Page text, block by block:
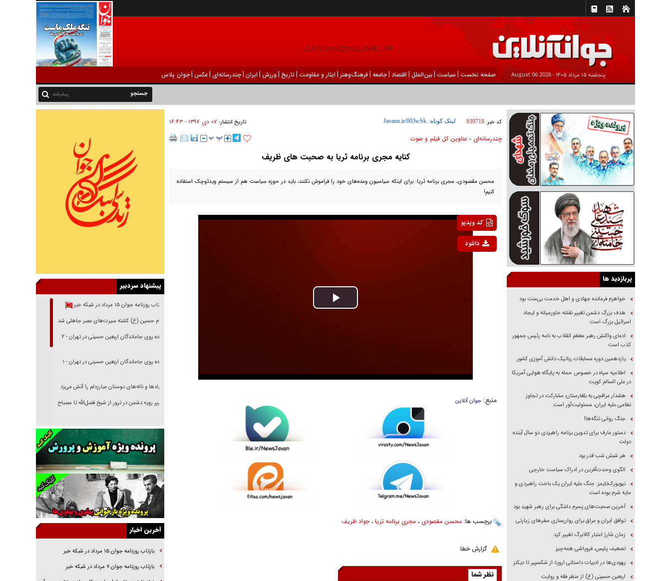
پنجشنبه ۱۵ مرداد ۱۴۰۵ - 2026 August 06 صفحه نخست | سیاست |بين‌الملل | اقتصاد |جامعه |فرهنگ‌و‌هنر | ایثار و مقاومت |تاریخ |ورزش | ايران |چندرسانه‌ای |عکس |جوان پلاس
پیشرفته
کد خبر: 939718 لینک کوتاه: تاریخ انتشار: ۰۷ دی ۱۳۹۷ - ۱۶:۴۳
چندرسانه‌ای » عناوین کل فیلم و صوت
کنایه مجری برنامه ثریا به صحبت های ظریف
محسن مقصودی، مجری برنامه ثریا: برای اینکه سیاسیون وعده‌های خود را فراموش نکنند، باید در حوزه سیاست هم از سیستم ویدئوچک استفاده
کنیم!
Play
کد ویدیو
دانلود
منبع: جوان آنلاین
برچسب ها: محسن مقصودی ، مجری برنامه ثریا،جواد ظریف
گزارش خطا
نظر شما
پربازدید ها
خواهرم فرمانده جهادی و اهل خدمت بی‌منت بود
هدف بزرگ دشمن تغییر نقشه خاورمیانه و ایجاد
اسرائیل بزرگ است
ادعای واکنش رهبر معظم انقلاب به نامه رئیس جمهور
کذب است
یازدهمین دوره مسابقات رباتیک دانش آموزی کشور
اطلاعیه سپاه در خصوص حمله به پایگاه هوایی آمریکا
در علی السالم کویت
هشدار عراقچی به بلغارستان؛ مشارکت در تجاوز
نظامی علیه ایران، مسئولیت‌آور است
جنگ روانی تنگه‌ها!
دستور عارف برای تدوین برنامه راهبردی دو سال آینده
دولت
هر شبش شب قدر بود
الگوی وحدت‌آفرین در ادراک سیاست خارجی
نیویورک‌تایمز: جنگ علیه ایران یک باخت راهبردی و
مایه شرم بوده است
آخرین صحبت‌های پسرم دلتنگی برای رهبر شهید بود
توافق ایران و عراق برای روان‌سازی سفر‌های زیارتی
زمان شارژ اعتبار کالابرگ تغییر کرد
تضعیف پلیس، فروپاشی همه‌چیز
یهودی‌ها در ادبیات داستانی اروپا؛ از شکسپیر تا دیکنز
اربعین حسینی (ع) از منظر فقه و روایت
پیشنهاد سردبیر
بازتاب روزنامه جوان ۱۵ مرداد در شبکه خبر
امام حسین (ع) کشته سیرت‌های عصر جاهلی شد
پیاده روی جاماندگان اربعین حسینی در تهران - ۲
پیاده روی جاماندگان اربعین حسینی در تهران - ۱
فریاد‌ها و ناله‌های دوستان مبارزدلم را آتش می‌زد
تغییر رویه دشمن در ترور از شیخ فضل‌الله تا مصباح
خرید قسطی اولش خنده و آخرش گریه است!
فوتبال و آن «بالا»!
راهبرد غافلگیری با نسل جدید پهپاد‌ها
جنجال پزشکان تقلبی در صنعت زیبایی
یهودی‌ها در ادبیات داستانی اروپا؛ از شکسپیر تا
دیکنز
گفت‌وگو با خواهر یکی از شهدای جنگ رمضان/
خواهرم فرمانده جهادی و اهل خدمت بی‌منت بود
بگنجد!
گزارش «جوان» از قوانین سخت‌گیرانه ۶ قاره در
آخرین اخبار
بازتاب روزنامه جوان ۱۵ مرداد در شبکه خبر
بازتاب روزنامه جوان ۷ مرداد در شبکه خبر